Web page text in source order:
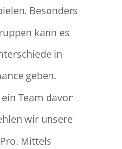
Besonders
kann es
in
geben.
Team davon
wir unsere
Mittels